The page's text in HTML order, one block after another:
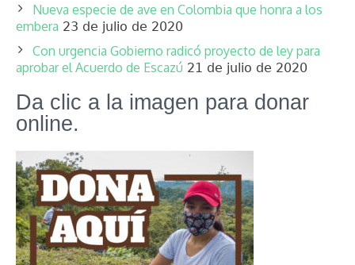
Nueva especie de ave en Colombia que honra a los
embera 23 de julio de 2020
Con urgencia Gobierno radicó proyecto de ley para
aprobar el Acuerdo de Escazú 21 de julio de 2020
Da clic a la imagen para donar
online.